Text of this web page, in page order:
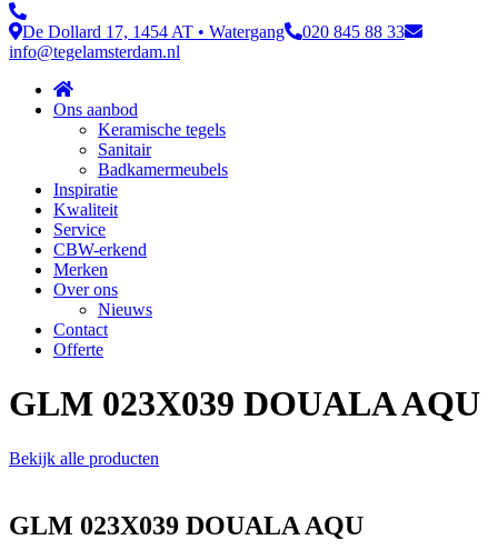
De Dollard 17, 1454 AT • Watergang
020 845 88 33
info@tegelamsterdam.nl
Ons aanbod
Keramische tegels
Sanitair
Badkamermeubels
Inspiratie
Kwaliteit
Service
CBW-erkend
Merken
Over ons
Nieuws
Contact
Offerte
GLM 023X039 DOUALA AQU
Bekijk alle producten
GLM 023X039 DOUALA AQU